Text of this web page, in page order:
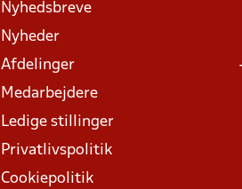
Nyhedsbreve
Nyheder
Afdelinger
Medarbejdere
Ledige stillinger
Privatlivspolitik
Cookiepolitik